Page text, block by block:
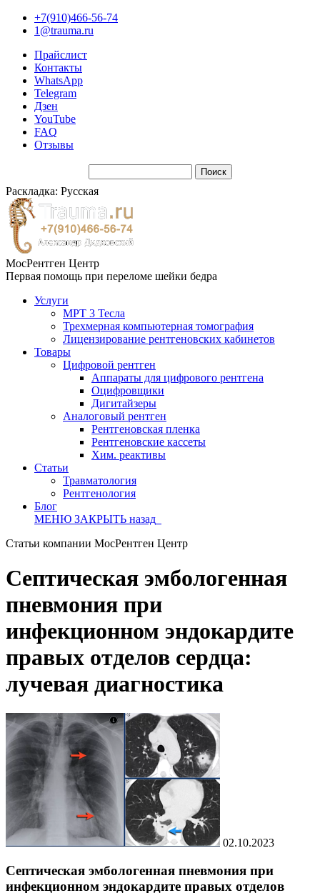
+7(910)466-56-74
1@trauma.ru
Прайслист
Контакты
WhatsApp
Telegram
Дзен
YouTube
FAQ
Отзывы
Раскладка: Русская
МосРентген Центр
Первая помощь при переломе шейки бедра
Услуги
МРТ 3 Тесла
Трехмерная компьютерная томография
Лицензирование рентгеновских кабинетов
Товары
Цифровой рентген
Аппараты для цифрового рентгена
Оцифровщики
Дигитайзеры
Аналоговый рентген
Рентгеновская пленка
Рентгеновские кассеты
Хим. реактивы
Статьи
Травматология
Рентгенология
Блог
МЕНЮ ЗАКРЫТЬ назад
Статьи компании МосРентген Центр
Септическая эмбологенная
пневмония при
инфекционном эндокардите
правых отделов сердца:
лучевая диагностика
02.10.2023
Септическая эмбологенная пневмония при
инфекционном эндокардите правых отделов